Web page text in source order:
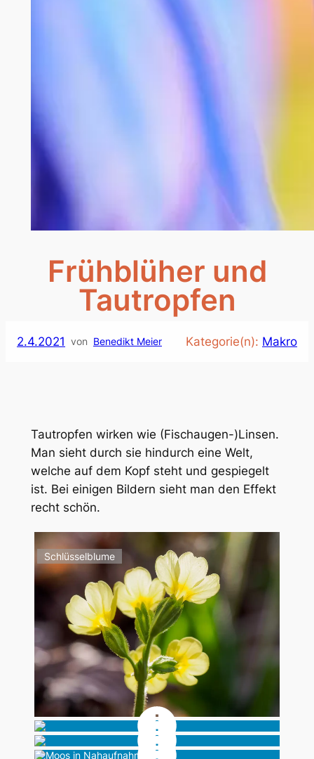
Frühblüher und
Tautropfen
2.4.2021 von Benedikt Meier Kategorie(n): Makro
Tautropfen wirken wie (Fischaugen-)Linsen.
Man sieht durch sie hindurch eine Welt,
welche auf dem Kopf steht und gespiegelt
ist. Bei einigen Bildern sieht man den Effekt
recht schön.
Schlüsselblume